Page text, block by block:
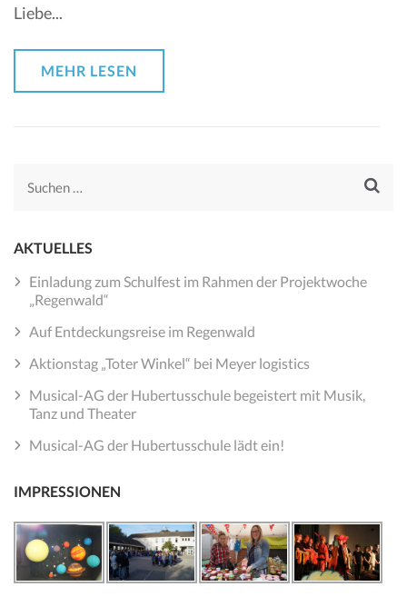
Liebe...
MEHR LESEN
Suchen
AKTUELLES
Einladung zum Schulfest im Rahmen der Projektwoche
„Regenwald“
Auf Entdeckungsreise im Regenwald
Aktionstag „Toter Winkel“ bei Meyer logistics
Musical-AG der Hubertusschule begeistert mit Musik,
Tanz und Theater
Musical-AG der Hubertusschule lädt ein!
IMPRESSIONEN